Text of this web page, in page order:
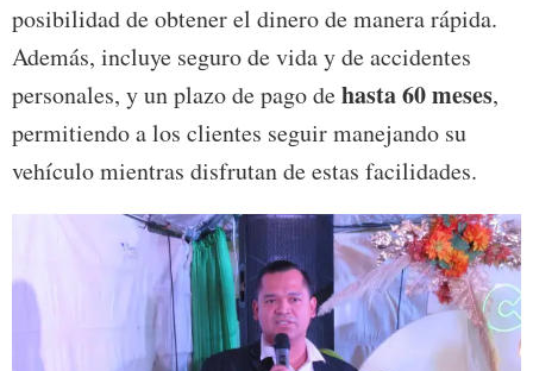
posibilidad de obtener el dinero de manera rápida.
Además, incluye seguro de vida y de accidentes
personales, y un plazo de pago dehasta 60 meses,
permitiendo a los clientes seguir manejando su
vehículo mientras disfrutan de estas facilidades.